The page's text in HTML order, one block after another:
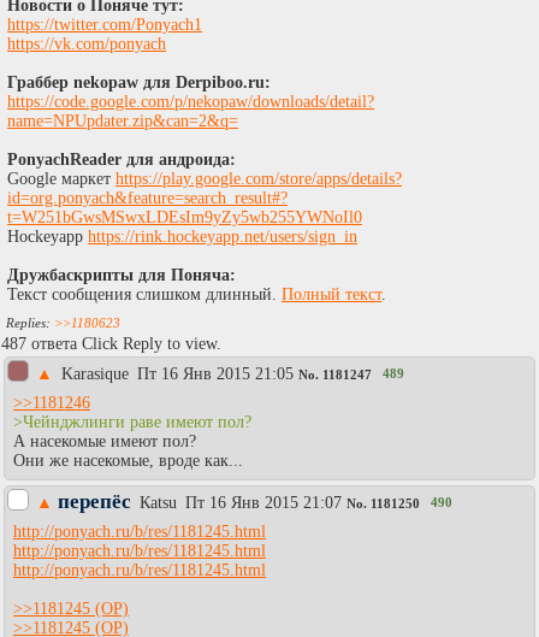
Новости о Поняче тут:
https://twitter.com/Ponyach1
https://vk.com/ponyach
Граббер nekopaw для Derpiboo.ru:
https://code.google.com/p/nekopaw/downloads/detail?
name=NPUpdater.zip&can=2&q=
PonyachReader для андроида:
Google маркет https://play.google.com/store/apps/details?
id=org.ponyach&feature=search_result#?
t=W251bGwsMSwxLDEsIm9yZy5wb255YWNoIl0
Hockeyapp https://rink.hockeyapp.net/users/sign_in
Дружбаскрипты для Поняча:
Текст сообщения слишком длинный. Полный текст.
>>1180623
487 ответа Click Reply to view.
▲
Karasique Пт 16 Янв 2015 21:05 No. 1181247 489
>>1181246
>Чейнджлинги раве имеют пол?
А насекомые имеют пол?
Они же насекомые, вроде как...
▲ перепёс Каtsu Пт 16 Янв 2015 21:07 No. 1181250 490
http://ponyach.ru/b/res/1181245.html
http://ponyach.ru/b/res/1181245.html
http://ponyach.ru/b/res/1181245.html
>>1181245
>>1181245